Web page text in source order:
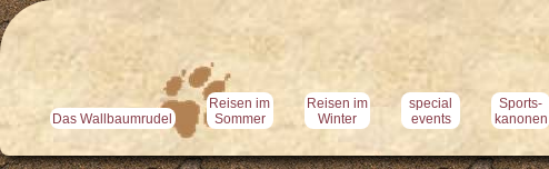
Das Wallbaumrudel
Reisen im
Sommer
Reisen im
Winter
special
events
Sports-
kanonen